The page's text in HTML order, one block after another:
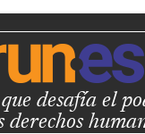
desafía el
derechos